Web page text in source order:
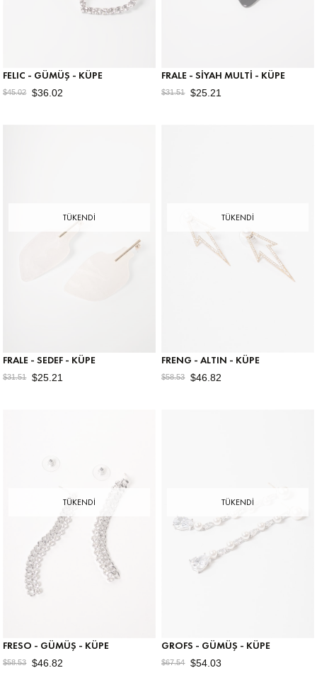
FELIC - GÜMÜŞ - KÜPE
$36.02
$45.02
FRALE - SIYAH MULTI - KÜPE
$25.21
$31.51
TÜKENDI
FRALE - SEDEF - KÜPE
$25.21
$31.51
TÜKENDI
FRENG - ALTIN - KÜPE
$46.82
$58.53
TÜKENDI
FRESO - GÜMÜŞ - KÜPE
$46.82
$58.53
TÜKENDI
GROFS - GÜMÜŞ - KÜPE
$54.03
$67.54